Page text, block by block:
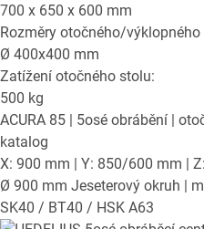
700 x 650 x 600 mm
Rozměry otočného/výklopného
Ø 400x400 mm
Zatížení otočného stolu:
500 kg
ACURA 85 | 5osé obrábění |
katalog
X: 900 mm | Y: 850/600 mm |
Ø 900 mm Jeseterový okruh |
SK40 / BT40 / HSK A63